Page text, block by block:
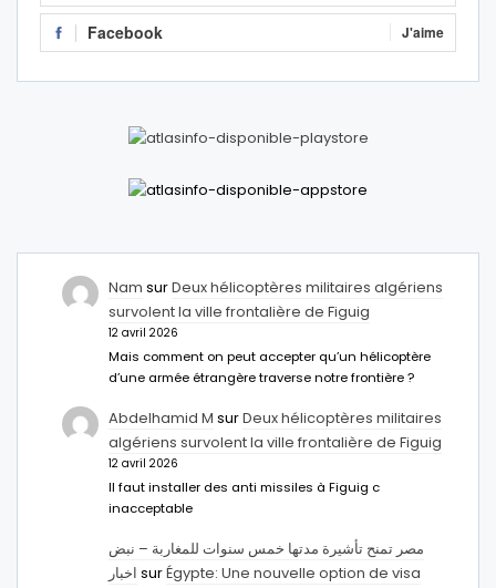
Facebook J'aime
Nam surDeux hélicoptères militaires algériens
survolent la ville frontalière de Figuig
12 avril 2026
Mais comment on peut accepter qu’un hélicoptère
d’une armée étrangère traverse notre frontière ?
Abdelhamid M surDeux hélicoptères militaires
algériens survolent la ville frontalière de Figuig
12 avril 2026
Il faut installer des anti missiles à Figuig c
inacceptable
مصر تمنح تأشيرة مدتها خمس سنوات للمغاربة – نبض
اخبار surÉgypte: Une nouvelle option de visa